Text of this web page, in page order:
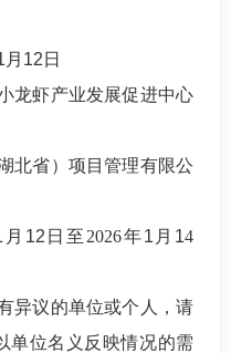
月 12 日
龙虾产业发展促进中心
北省）项目管理有限公
月 12 日至 2026年1 月 14
异议的单位或个人，请
单位名义反映情况的需